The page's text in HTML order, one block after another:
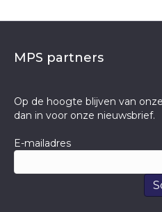
MPS partners
Op de hoogte blijven van
dan in voor onze nieuwsbrief.
E-mailadres